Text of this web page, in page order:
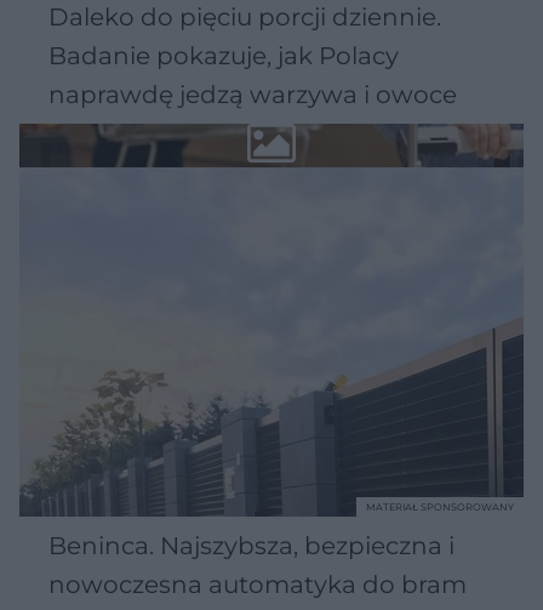
Daleko do pięciu porcji dziennie.
Badanie pokazuje, jak Polacy
naprawdę jedzą warzywa i owoce
Beninca. Najszybsza, bezpieczna i
nowoczesna automatyka do bram
MATERIAŁ SPONSOROWANY